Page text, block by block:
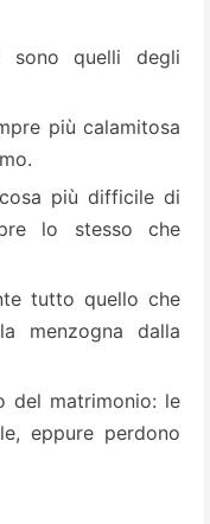
sono quelli degli
più calamitosa
più difficile di
lo stesso che
tutto quello che
menzogna dalla
del matrimonio: le
eppure perdono